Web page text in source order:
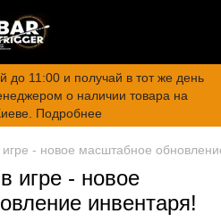
до 11:00 и получай в тот же день
о наличии товара на
Подробнее
- новое масштабное
игре - новое
инвентаря!